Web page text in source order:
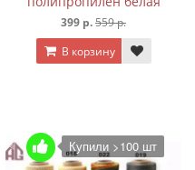
399 р.559 р.
В корзину
Купили >100 шт